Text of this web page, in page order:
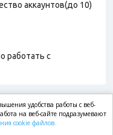
аккаунтов(до 10)
работать с
удобства работы с веб-
на веб-сайте подразумевают
cookie файлов.